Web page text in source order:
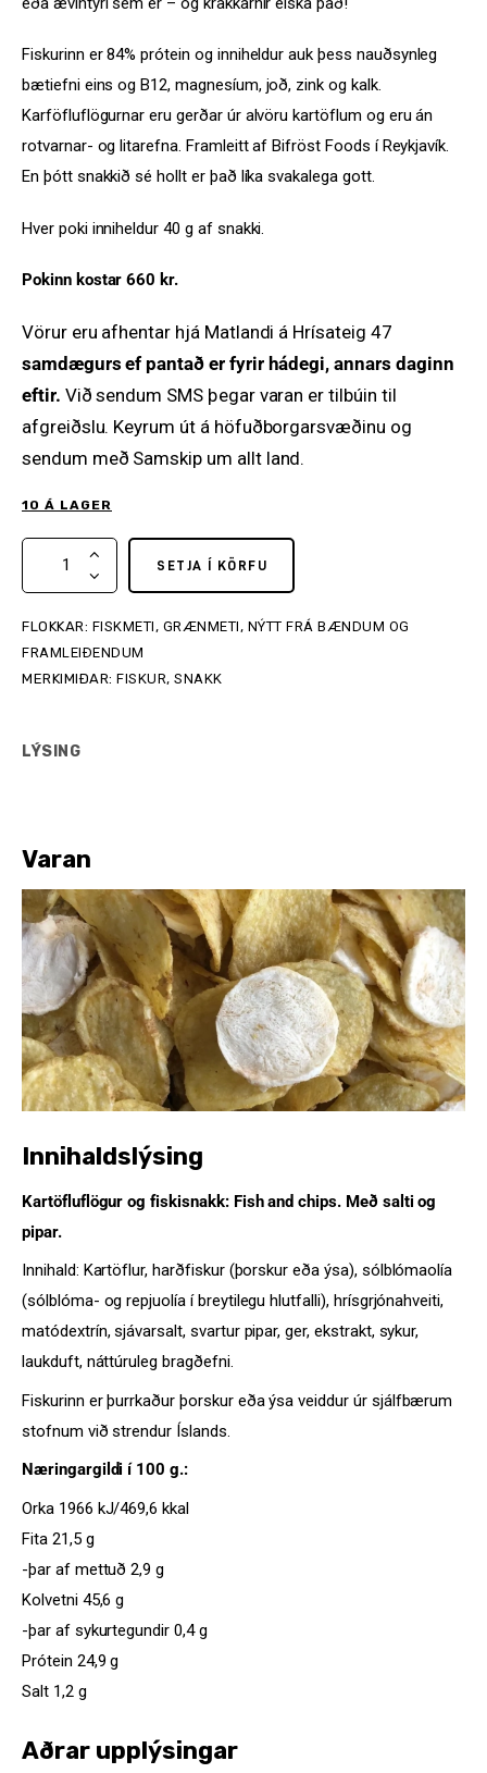
Fiskurinn er 84% prótein og inniheldur auk þess nauðsynleg
bætiefni eins og B12, magnesíum, joð, zink og kalk.
Karföfluflögurnar eru gerðar úr alvöru kartöflum og eru án
rotvarnar- og litarefna. Framleitt af Bifröst Foods í Reykjavík.
En þótt snakkið sé hollt er það líka svakalega gott.
Hver poki inniheldur 40 g af snakki.
Pokinn kostar 660 kr.
Vörur eru afhentar hjá Matlandi á Hrísateig 47
samdægurs ef pantað er fyrir hádegi, annars daginn
eftir. Við sendum SMS þegar varan er tilbúin til
afgreiðslu. Keyrum út á höfuðborgarsvæðinu og
sendum með Samskip um allt land.
10 Á LAGER
SETJA Í KÖRFU
FLOKKAR: FISKMETI, GRÆNMETI, NÝTT FRÁ BÆNDUM OG
FRAMLEIÐENDUM
MERKIMIÐAR: FISKUR, SNAKK
LÝSING
Varan
Innihaldslýsing
Kartöfluflögur og fiskisnakk: Fish and chips. Með salti og
pipar.
Innihald: Kartöflur, harðfiskur (þorskur eða ýsa), sólblómaolía
(sólblóma- og repjuolía í breytilegu hlutfalli), hrísgrjónahveiti,
matódextrín, sjávarsalt, svartur pipar, ger, ekstrakt, sykur,
laukduft, náttúruleg bragðefni.
Fiskurinn er þurrkaður þorskur eða ýsa veiddur úr sjálfbærum
stofnum við strendur Íslands.
Næringargildi í 100 g.:
Orka 1966 kJ/469,6 kkal
Fita 21,5 g
-þar af mettuð 2,9 g
Kolvetni 45,6 g
-þar af sykurtegundir 0,4 g
Prótein 24,9 g
Salt 1,2 g
Aðrar upplýsingar